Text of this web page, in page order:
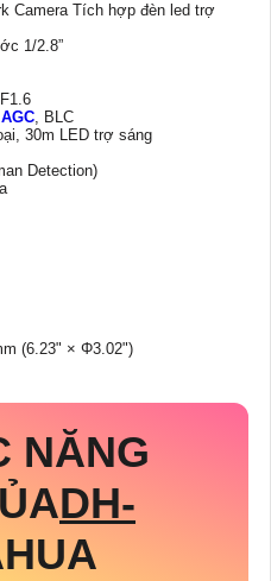
Camera Tích hợp đèn led trợ
1/2.8”
AGC, BLC
30m LED trợ sáng
Detection)
(6.23" × Φ3.02")
NĂNG
DH-